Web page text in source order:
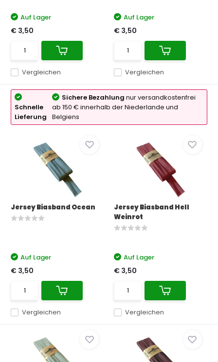
Vergleichen
Auf Lager
€ 3,50
Vergleichen
Auf Lager
€ 3,50
Schnelle
Lieferung
Sichere Bezahlung nur versandkostenfrei
ab 150 € innerhalb der Niederlande und
Belgiens
Jersey Biasband Ocean
Vergleichen
Auf Lager
€ 3,50
Jersey Biasband Hell
Weinrot
Vergleichen
Auf Lager
€ 3,50